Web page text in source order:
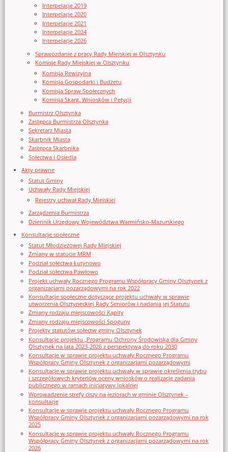
Interpelacje 2019
Interpelacje 2020
Interpelacje 2021
Interpelacje 2024
Interpelacje 2026
Sprawozdanie z pracy Rady Miejskiej w Olsztynku
Komisje Rady Miejskiej w Olsztynku
Komisja Rewizyjna
Komisja Gospodarki i Budżetu
Komisja Spraw Społecznych
Komisja Skarg, Wniosków i Petycji
Burmistrz Olsztynka
Zastępca Burmistrza Olsztynka
Sekretarz Miasta
Skarbnik Miasta
Zastępca Skarbnika
Sołectwa i Osiedla
Akty prawne
Statut Gminy
Uchwały Rady Miejskiej
Rejestry uchwał Rady Miejskiej
Zarządzenia Burmistrza
Dziennik Urzędowy Województwa Warmińsko-Mazurskiego
Konsultacje społeczne
Statut Młodzieżowej Rady Miejskiej
Zmiany w statucie MRM
Podział sołectwa Łutynowo
Podział sołectwa Pawłowo
Projekt uchwały Rocznego Programu Współpracy Gminy Olsztynek z
organizacjami pozarządowymi na rok 2022
Konsultacje społeczne dotyczące projektu uchwały w sprawie
utworzenia Olsztyneckiej Rady Seniorów i nadania jej Statutu
Zmiany rodzaju miejscowości Kąpity
Zmiany rodzaju miejscowości Spoguny
Projekty statutów sołectw gminy Olsztynek
Konsultacje projektu „Programu Ochrony Środowiska dla Gminy
Olsztynek na lata 2023-2026 z perspektywą do roku 2030
Konsultacje w sprawie projektu uchwały Rocznego Programu
Współpracy Gminy Olsztynek z organizacjami pozarządowymi
Konsultacje w sprawie projektu uchwały w sprawie określenia trybu
i szczegółowych kryteriów oceny wniosków o realizację zadania
publicznego w ramach inicjatywy lokalnej
Wprowadzenie strefy ciszy na jeziorach w gminie Olsztynek –
konsultacje
Konsultacje w sprawie projektu uchwały Rocznego Programu
Współpracy Gminy Olsztynek z organizacjami pozarządowymi na rok
2025
Konsultacje w sprawie projektu uchwały Rocznego Programu
Współpracy Gminy Olsztynek z organizacjami pozarządowymi na rok
2026